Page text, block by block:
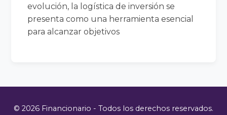
evolución, la logística de inversión se
presenta como una herramienta esencial
para alcanzar objetivos
© 2026 Financionario - Todos los derechos reservados.